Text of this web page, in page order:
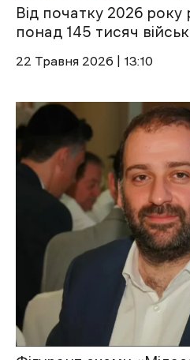
Від початку 2026 року
понад 145 тисяч
22 Травня 2026 | 13:10